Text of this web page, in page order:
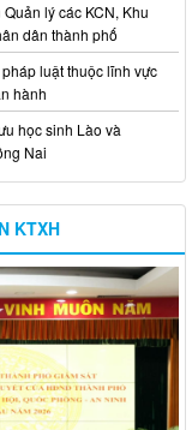
lý các KCN, Khu
dân thành phố
luật thuộc lĩnh vực
hành
học sinh Lào và
Nai
KTXH